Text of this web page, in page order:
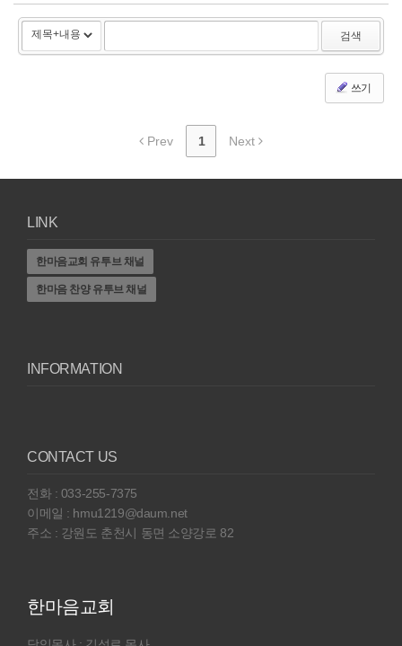
검색
쓰기
Prev 1 Next
LINK
한마음교회 유투브 채널
한마음 찬양 유투브 채널
INFORMATION
CONTACT US
전화 : 033-255-7375
이메일 : hmu1219@daum.net
주소 : 강원도 춘천시 동면 소양강로 82
한마음교회